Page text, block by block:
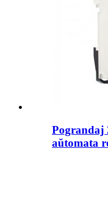
Pograndaj
aŭtomata